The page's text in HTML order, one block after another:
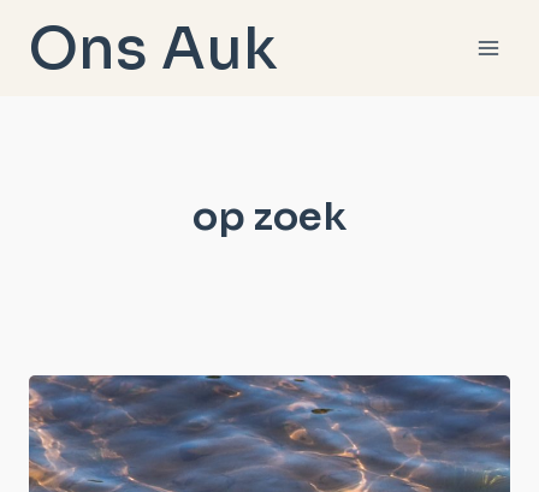
naarOns Auk
op zoek